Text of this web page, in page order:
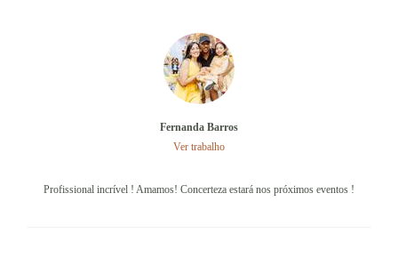
Profissional incrível ! Amamos! Concerteza estará nos próximos eventos !
Fernanda Barros
Ver trabalho